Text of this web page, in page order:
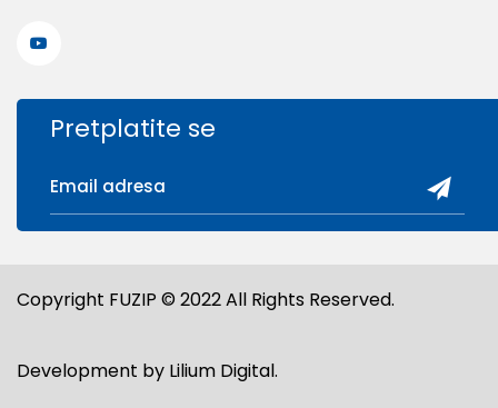
Pretplatite se
Copyright FUZIP © 2022 All Rights Reserved.
Development by Lilium Digital.